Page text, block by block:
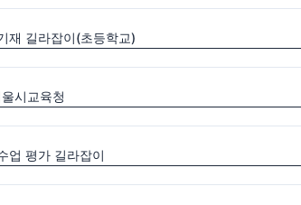
재 길라잡이(초등학교)
시교육청
업 평가 길라잡이